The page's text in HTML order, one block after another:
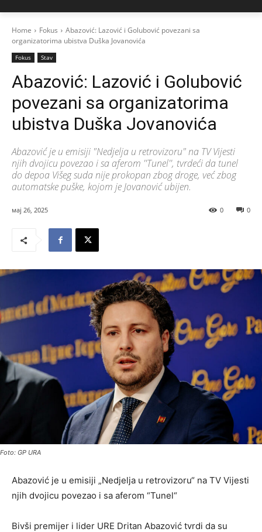
Home Fokus
Abazović: Lazović i Golubović povezani sa
organizatorima ubistva Duška Jovanovića
Fokus Stav
Abazović: Lazović i Golubović
povezani sa organizatorima
ubistva Duška Jovanovića
Abazović je u emisiji "Nedjelja u retrovizoru" na TV Vijesti
njih dvojicu povezao i sa aferom ''Tunel'', tvrdeći da tunel
do depoa Višeg suda nije prokopan zbog droge, već zbog
automatske puške, kojom je Jovanović ubijen.
мај 26, 2025 0
0
Foto: GP URA
Abazović je u emisiji „Nedjelja u retrovizoru“ na TV Vijesti
njih dvojicu povezao i sa aferom “Tunel“
Bivši premijer i lider URE Dritan Abazović tvrdi da su